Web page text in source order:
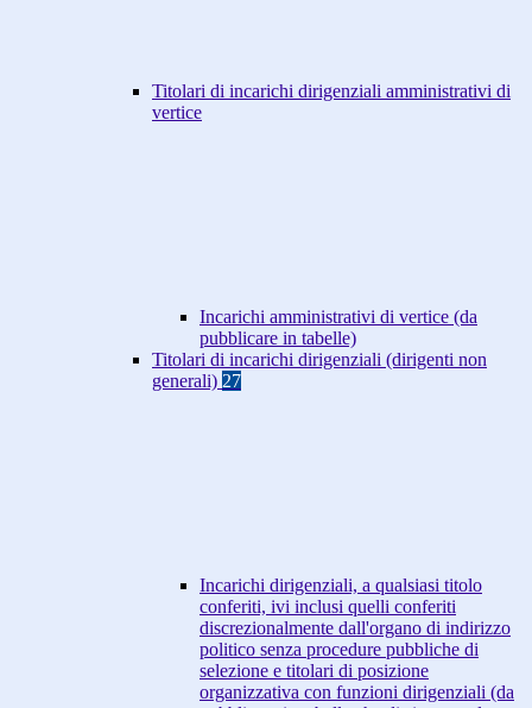
Titolari di incarichi dirigenziali amministrativi di
vertice
Incarichi amministrativi di vertice (da
pubblicare in tabelle)
Titolari di incarichi dirigenziali (dirigenti non
generali) 27
Incarichi dirigenziali, a qualsiasi titolo
conferiti, ivi inclusi quelli conferiti
discrezionalmente dall'organo di indirizzo
politico senza procedure pubbliche di
selezione e titolari di posizione
organizzativa con funzioni dirigenziali (da